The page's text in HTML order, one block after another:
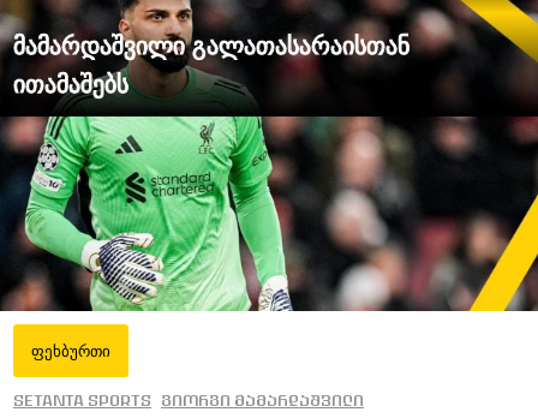
მამარდაშვილი გალათასარაისთან
ითამაშებს
ფეხბურთი
Setanta Sports გიორგი მამარდაშვილი